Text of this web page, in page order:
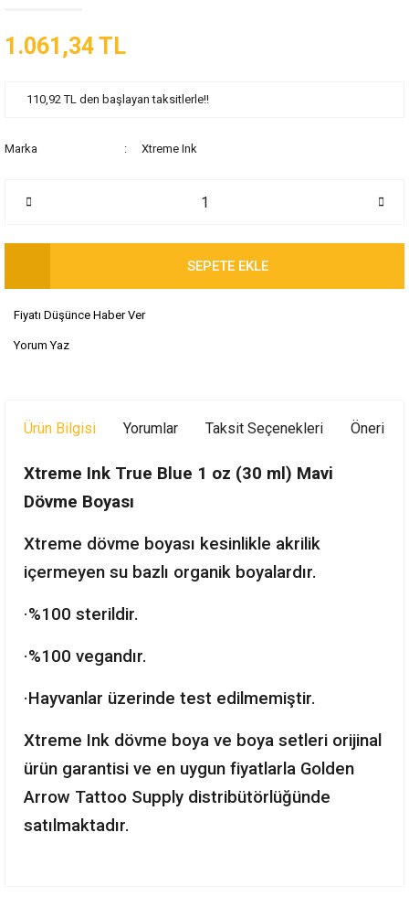
1.061,34 TL
110,92 TL den başlayan taksitlerle!!
Marka Xtreme Ink
SEPETE EKLE
Fiyatı Düşünce Haber Ver
Yorum Yaz
Ürün Bilgisi Yorumlar Taksit Seçenekleri
Xtreme Ink True Blue 1 oz (30 ml) Mavi
Dövme Boyası
Xtreme dövme boyası kesinlikle akrilik
içermeyen su bazlı organik boyalardır.
·%100 sterildir.
·%100 vegandır.
·Hayvanlar üzerinde test edilmemiştir.
Xtreme Ink dövme boya ve boya setleri orijinal
ürün garantisi ve en uygun fiyatlarla Golden
Arrow Tattoo Supply distribütörlüğünde
satılmaktadır.